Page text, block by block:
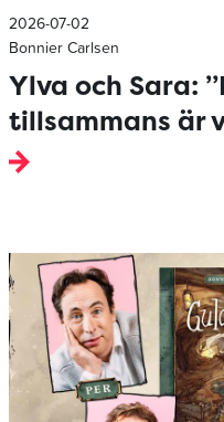
2026-07-02
Bonnier Carlsen
Ylva och Sara:
tillsammans är